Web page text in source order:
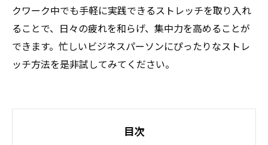
クワーク中でも手軽に実践できるストレッチを取り入れ
ることで、日々の疲れを和らげ、集中力を高めることが
できます。忙しいビジネスパーソンにぴったりなストレ
ッチ方法を是非試してみてください。
目次